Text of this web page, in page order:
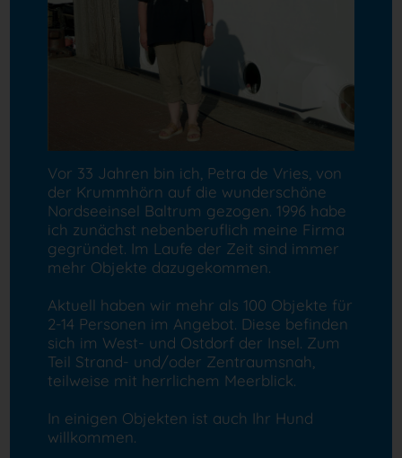
Vor 33 Jahren bin ich, Petra de Vries, von
der Krummhörn auf die wunderschöne
Nordseeinsel Baltrum gezogen. 1996 habe
ich zunächst nebenberuflich meine Firma
gegründet. Im Laufe der Zeit sind immer
mehr Objekte dazugekommen.
Aktuell haben wir mehr als 100 Objekte für
2-14 Personen im Angebot. Diese befinden
sich im West- und Ostdorf der Insel. Zum
Teil Strand- und/oder Zentraumsnah,
teilweise mit herrlichem Meerblick.
In einigen Objekten ist auch Ihr Hund
willkommen.